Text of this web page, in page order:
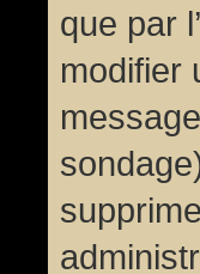
que par
modifier